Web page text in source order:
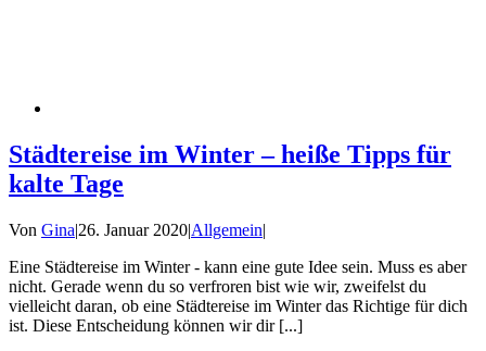
Städtereise im Winter – heiße Tipps für
kalte Tage
Von Gina|26. Januar 2020|Allgemein|
Eine Städtereise im Winter - kann eine gute Idee sein. Muss es aber
nicht. Gerade wenn du so verfroren bist wie wir, zweifelst du
vielleicht daran, ob eine Städtereise im Winter das Richtige für dich
ist. Diese Entscheidung können wir dir [...]